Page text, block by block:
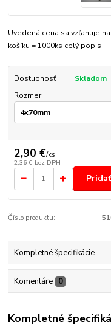
Uvedená cena sa vzťahuje
košíku = 1000ks celý popis
Dostupnosť
Skladom
Rozmer
2,90 €/ks
2,36 € bez DPH
Číslo produktu:
Kompletné špecifikácie
Komentáre 0
Kompletné